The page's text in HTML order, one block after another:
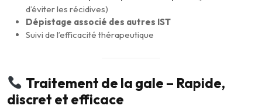
d’éviter les récidives)
Dépistage associé des autres IST
Suivi de l’efficacité thérapeutique
Traitement de la gale – Rapide,
discret et efficace